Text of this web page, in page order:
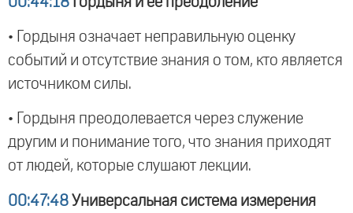
• Гордыня означает неправильную оценку
событий и отсутствие знания о том, кто является
источником силы.
• Гордыня преодолевается через служение
другим и понимание того, что знания приходят
от людей, которые слушают лекции.
00:47:48 Универсальная система измерения